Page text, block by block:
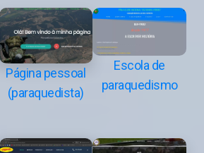
Página pessoal
(paraquedista)
Escola de
paraquedismo